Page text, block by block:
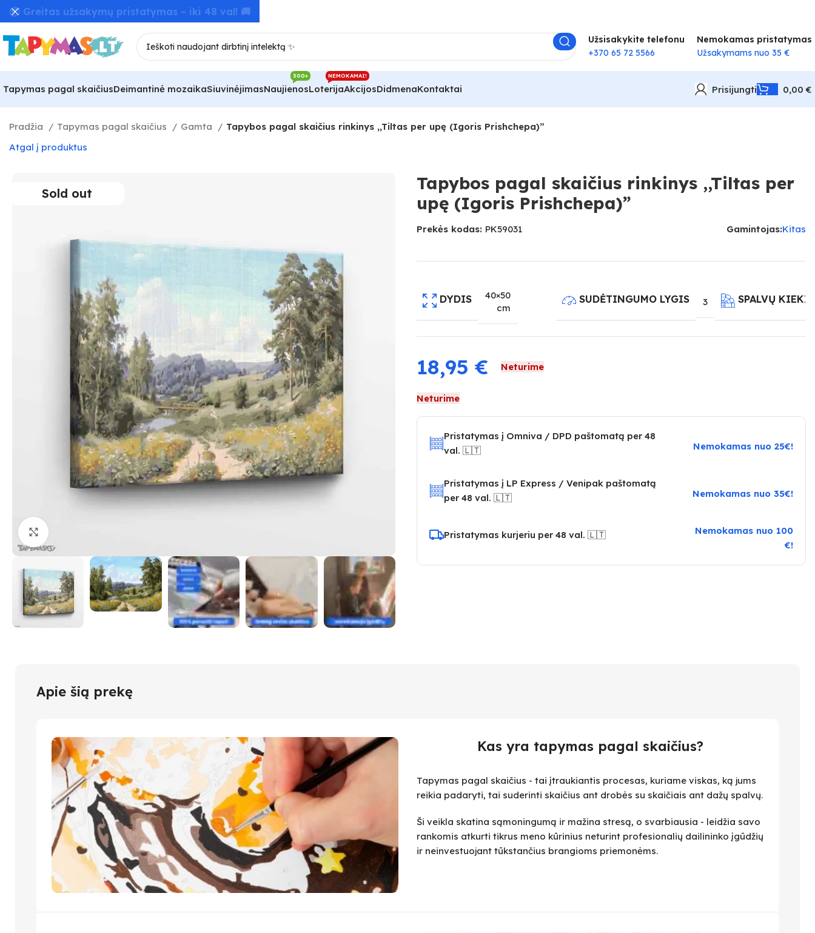
Užsisakykite telefonu
+370 65 72 5566
Nemokamas pristatymas
Užsakymams nuo 35 €
Tapymas pagal skaičiusDeimantinė mozaikaSiuvinėjimasNaujienos
300+
Loterija
NEMOKAMAI!
AkcijosDidmenaKontaktai Prisijungti 0,00€
Pradžia Tapymas pagal skaičius Gamta
Tapybos pagal skaičius rinkinys ,,Tiltas per upę (Igoris Prishchepa)”
Atgal į produktus
Sold out
Tapybos pagal skaičius rinkinys ,,Tiltas per
upę (Igoris Prishchepa)”
Prekės kodas: PK59031 Gamintojas:Kitas
DYDIS
40×50
cm
SUDĖTINGUMO LYGIS 3 SPALVŲ KIEKIS
18,95 € Neturime
Neturime
Pristatymas į Omniva / DPD paštomatą per 48
val. 🇱🇹
Nemokamas nuo 25€!
Pristatymas į LP Express / Venipak paštomatą
per 48 val. 🇱🇹
Nemokamas nuo 35€!
Pristatymas kurjeriu per 48 val. 🇱🇹
Nemokamas nuo 100
€!
Apie šią prekę
Kas yra tapymas pagal skaičius?
Tapymas pagal skaičius - tai įtraukiantis procesas, kuriame viskas, ką jums
reikia padaryti, tai suderinti skaičius ant drobės su skaičiais ant dažų spalvų.
Ši veikla skatina sąmoningumą ir mažina stresą, o svarbiausia - leidžia savo
rankomis atkurti tikrus meno kūrinius neturint profesionalių dailininko įgūdžių
ir neinvestuojant tūkstančius brangioms priemonėms.
📦 Greitas užsakymų pristatymas – iki 48 val! 🚚